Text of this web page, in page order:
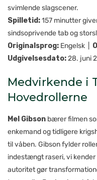
svimlende slagscener.
Spilletid:157 minutter
sindsoprivende tab og
Originalsprog: Engelsk |
Udgivelsesdato:28. juni
Medvirkende i
Hovedrollerne
Mel Gibson bærer filmen
enkemand og tidligere
til våben. Gibson fylder
indestængt raseri, vi
autoritet gør